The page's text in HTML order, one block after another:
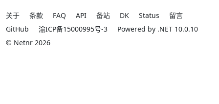
关于 条款 FAQ API 备站 DK Status
留言
GitHub
渝ICP备15000995号-3
Powered by .NET 10.0.10
© Netnr 2026